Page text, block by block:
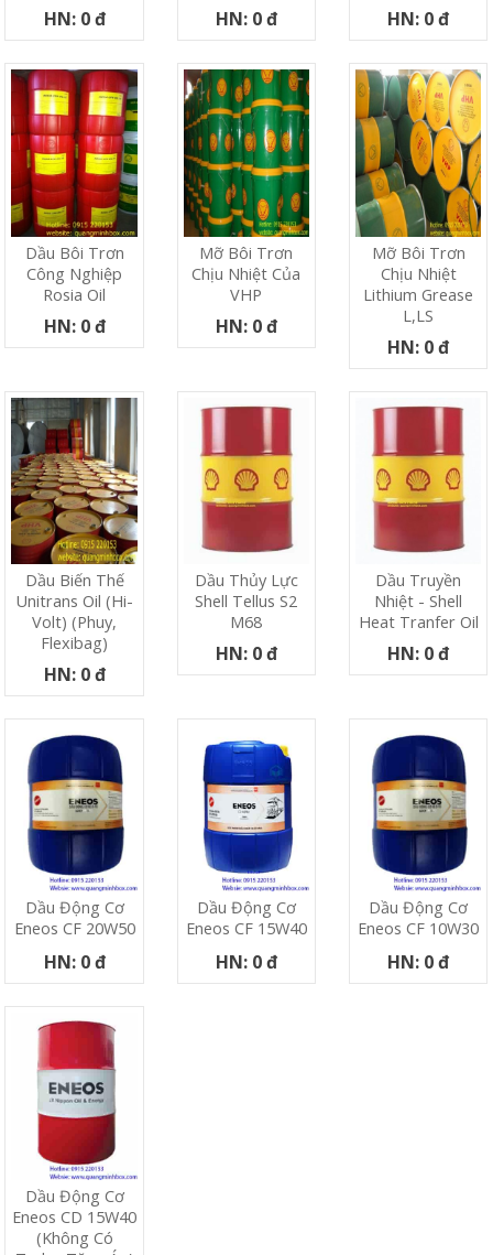
HN: 0 đ HN: 0 đ HN: 0 đ
Dầu Bôi Trơn
Công Nghiệp
Rosia Oil
HN: 0 đ
Mỡ Bôi Trơn
Chịu Nhiệt Của
VHP
HN: 0 đ
Mỡ Bôi Trơn
Chịu Nhiệt
Lithium Grease
L,LS
HN: 0 đ
Dầu Biến Thế
Unitrans Oil (Hi-
Volt) (phuy,
Flexibag)
HN: 0 đ
Dầu Thủy Lực
Shell Tellus S2
M68
HN: 0 đ
Dầu Truyền
Nhiệt - Shell
Heat Tranfer Oil
HN: 0 đ
Dầu Động Cơ
Eneos CF 20W50
HN: 0 đ
Dầu Động Cơ
Eneos CF 15W40
HN: 0 đ
Dầu Động Cơ
Eneos CF 10W30
HN: 0 đ
Dầu Động Cơ
Eneos CD 15W40
(không Có